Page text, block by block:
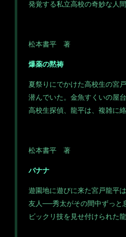
発覚する私立高校の奇妙な人
松本書平 著
爆薬の黙祷
夏祭りにでかけた高校生の宮
潜んでいた。金魚すくいの屋
高校生探偵、龍平は、複雑に
松本書平 著
バナナ
遊園地に遊びに来た宮戸龍平
友人──秀太がその間中ずっと
ビックリ技を見せ付けられた